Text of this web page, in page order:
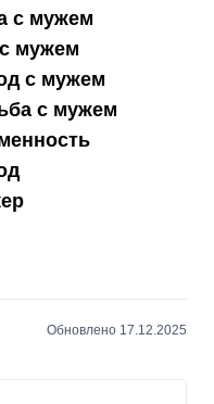
с мужем
мужем
с мужем
с мужем
Обновлено 17.12.2025